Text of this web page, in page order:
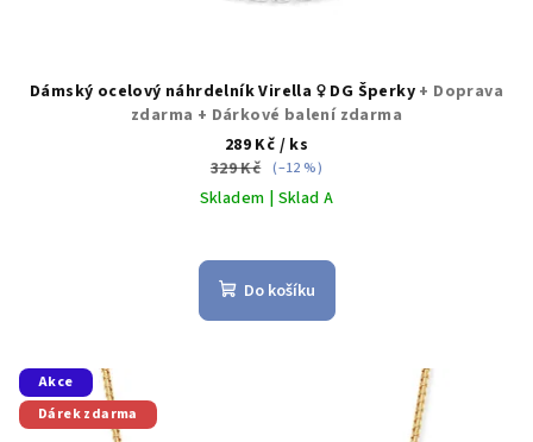
Dámský ocelový náhrdelník Virella ♀️ DG Šperky + Doprava
zdarma + Dárkové balení zdarma
289 Kč / ks
329 Kč (–12 %)
Skladem | Sklad A
Do košíku
Akce
Dárek zdarma